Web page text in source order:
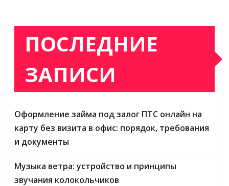
ПОСЛЕДНИЕ
ЗАПИСИ
Оформление займа под залог ПТС онлайн на
карту без визита в офис: порядок, требования
и документы
Музыка ветра: устройство и принципы
звучания колокольчиков